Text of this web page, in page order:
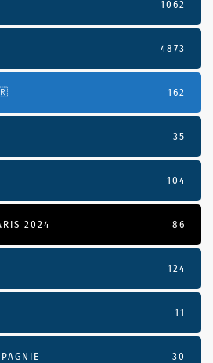
1062
4873
162
35
104
2024 86
124
11
30